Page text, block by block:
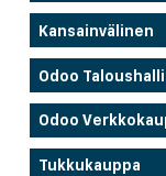
Kansainvälinen
Odoo
Odoo
Tukkukauppa